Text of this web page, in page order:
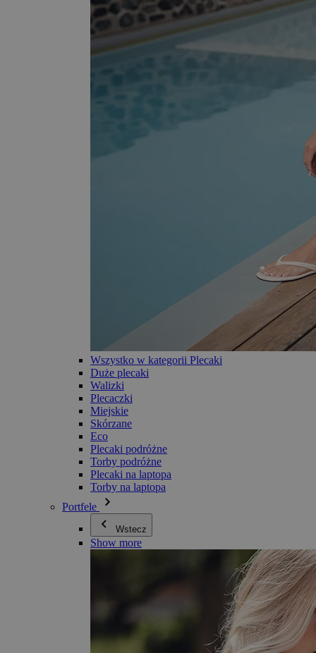
Wszystko w kategorii Plecaki
Duże plecaki
Walizki
Plecaczki
Miejskie
Skórzane
Eco
Plecaki podróżne
Torby podróżne
Plecaki na laptopa
Torby na laptopa
Portfele
Wstecz
Show more